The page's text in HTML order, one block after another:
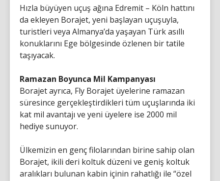
Hızla büyüyen uçuş ağına Edremit – Köln hattını
da ekleyen Borajet, yeni başlayan uçuşuyla,
turistleri veya Almanya’da yaşayan Türk asıllı
konuklarını Ege bölgesinde özlenen bir tatile
taşıyacak.
Ramazan Boyunca Mil Kampanyası
Borajet ayrıca, Fly Borajet üyelerine ramazan
süresince gerçekleştirdikleri tüm uçuşlarında iki
kat mil avantajı ve yeni üyelere ise 2000 mil
hediye sunuyor.
Ülkemizin en genç filolarından birine sahip olan
Borajet, ikili deri koltuk düzeni ve geniş koltuk
aralıkları bulunan kabin içinin rahatlığı ile “özel